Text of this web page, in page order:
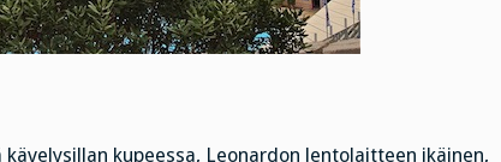
kupeessa, Leonardon lentolaitteen ikäinen,